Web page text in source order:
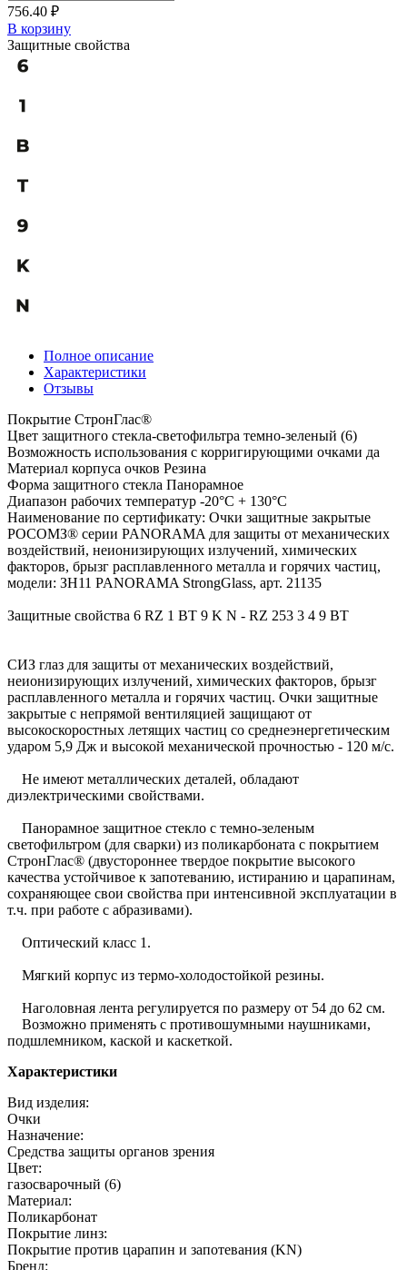
756.40 ₽
В корзину
Защитные свойства
Полное описание
Характеристики
Отзывы
Покрытие СтронГлас®
Цвет защитного стекла-светофильтра темно-зеленый (6)
Возможность использования с корригирующими очками да
Материал корпуса очков Резина
Форма защитного стекла Панорамное
Диапазон рабочих температур -20°C + 130°C
Наименование по сертификату: Очки защитные закрытые
РОСОМЗ® серии PANORAMA для защиты от механических
воздействий, неионизирующих излучений, химических
факторов, брызг расплавленного металла и горячих частиц,
модели: ЗН11 PANORAMA StrongGlass, арт. 21135
Защитные свойства 6 RZ 1 BT 9 K N - RZ 253 3 4 9 BT
СИЗ глаз для защиты от механических воздействий,
неионизирующих излучений, химических факторов, брызг
расплавленного металла и горячих частиц. Очки защитные
закрытые с непрямой вентиляцией защищают от
высокоскоростных летящих частиц со среднеэнергетическим
ударом 5,9 Дж и высокой механической прочностью - 120 м/с.
Не имеют металлических деталей, обладают
диэлектрическими свойствами.
Панорамное защитное стекло с темно-зеленым
светофильтром (для сварки) из поликарбоната с покрытием
СтронГлаc® (двустороннее твердое покрытие высокого
качества устойчивое к запотеванию, истиранию и царапинам,
сохраняющее свои свойства при интенсивной эксплуатации в
т.ч. при работе с абразивами).
Оптический класс 1.
Мягкий корпус из термо-холодостойкой резины.
Наголовная лента регулируется по размеру от 54 до 62 см.
Возможно применять с противошумными наушниками,
подшлемником, каской и каскеткой.
Характеристики
Вид изделия:
Очки
Назначение:
Средства защиты органов зрения
Цвет:
газосварочный (6)
Материал:
Поликарбонат
Покрытие линз:
Покрытие против царапин и запотевания (KN)
Бренд: